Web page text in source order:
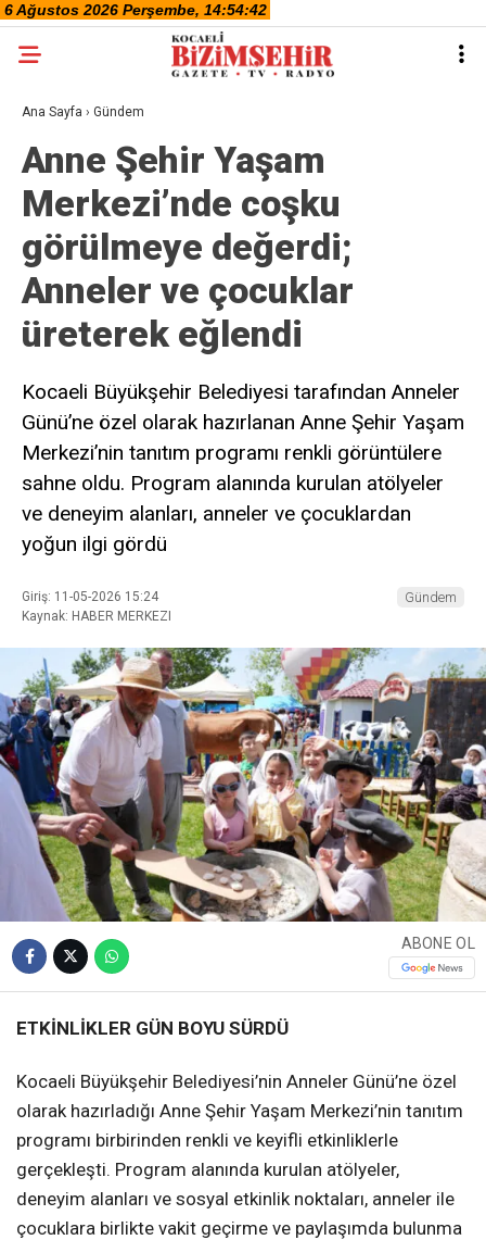
Ana Sayfa › Gündem
Anne Şehir Yaşam
Merkezi’nde coşku
görülmeye değerdi;
Anneler ve çocuklar
üreterek eğlendi
Kocaeli Büyükşehir Belediyesi tarafından Anneler
Günü’ne özel olarak hazırlanan Anne Şehir Yaşam
Merkezi’nin tanıtım programı renkli görüntülere
sahne oldu. Program alanında kurulan atölyeler
ve deneyim alanları, anneler ve çocuklardan
yoğun ilgi gördü
Giriş: 11-05-2026 15:24
Kaynak: HABER MERKEZI
Gündem
ABONE OL
ETKİNLİKLER GÜN BOYU SÜRDÜ
Kocaeli Büyükşehir Belediyesi’nin Anneler Günü’ne özel
olarak hazırladığı Anne Şehir Yaşam Merkezi’nin tanıtım
programı birbirinden renkli ve keyifli etkinliklerle
gerçekleşti. Program alanında kurulan atölyeler,
deneyim alanları ve sosyal etkinlik noktaları, anneler ile
çocuklara birlikte vakit geçirme ve paylaşımda bulunma